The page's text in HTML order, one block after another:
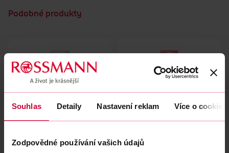
Souhlas Detaily Nastavení reklam Více o cookies
Zodpovědné používání vašich údajů
Podobné produkty